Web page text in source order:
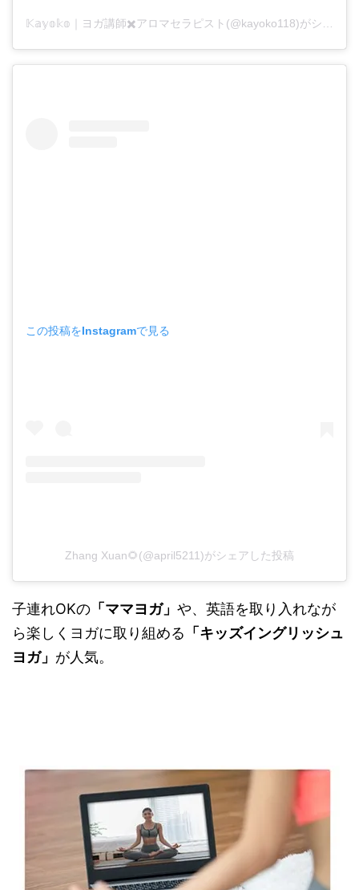
この投稿をInstagramで見る
Zhang Xuan🌻(@april5211)がシェアした投稿
子連れOKの 「ママヨガ」 や、英語を取り入れなが
ら楽しくヨガに取り組める 「キッズイングリッシュ
ヨガ」 が人気。